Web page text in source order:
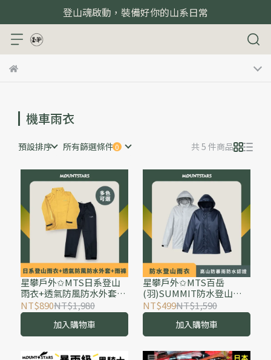
登山魂啟動，裝備好你的山系日常
機車雨衣
預設排序 所有篩選條件 共 5 件商品
星攀戶外✩MTS日系登山
雨衣+透氣防風防水外套
+雨褲 騎車兩截式防水外層
衝鋒雨衣/防水透氣風雨衣.
全壓膠MXWP-TEX
NT$890NT$1,980
加入購物車
星攀戶外✩MTS百岳
(羽)SUMMIT防水登山雨
衣-輕量化收納透氣單層-高
山防暴雨防水認證-輕量薄
款/排氣孔設計防雨防風
NT$499NT$1,590
加入購物車